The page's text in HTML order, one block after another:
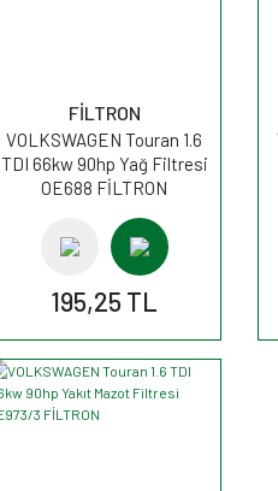
FİLTRON
VOLKSWAGEN Touran 1.6
TDI 66kw 90hp Yağ Filtresi
OE688 FİLTRON
195,25 TL